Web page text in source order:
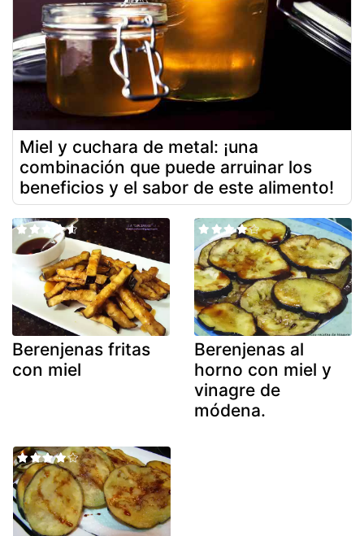
Miel y cuchara de metal: ¡una
combinación que puede arruinar los
beneficios y el sabor de este alimento!
Berenjenas fritas
con miel
Berenjenas al
horno con miel y
vinagre de
módena.